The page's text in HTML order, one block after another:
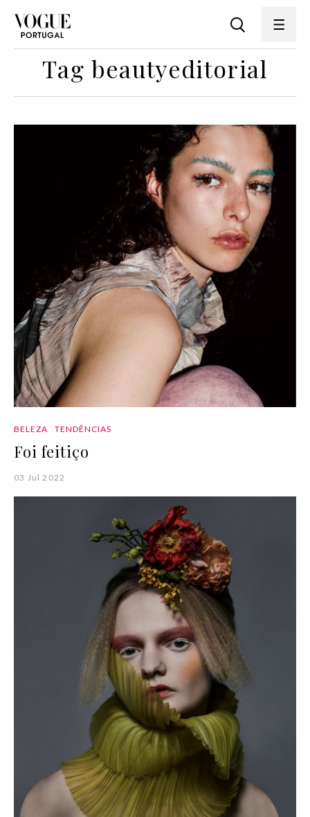
Tag beautyeditorial
BELEZA TENDÊNCIAS
Foi feitiço
03 Jul 2022